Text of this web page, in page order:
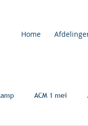
Home
ACM 1 mei